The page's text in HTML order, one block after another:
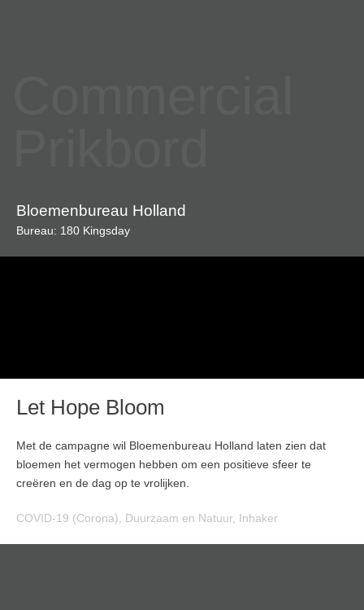
Bloemenbureau Holland
Bureau: 180 Kingsday
Let Hope Bloom
Met de campagne wil Bloemenbureau Holland laten zien dat
bloemen het vermogen hebben om een positieve sfeer te
creëren en de dag op te vrolijken.
COVID-19 (Corona) Duurzaam en Natuur, Inhaker